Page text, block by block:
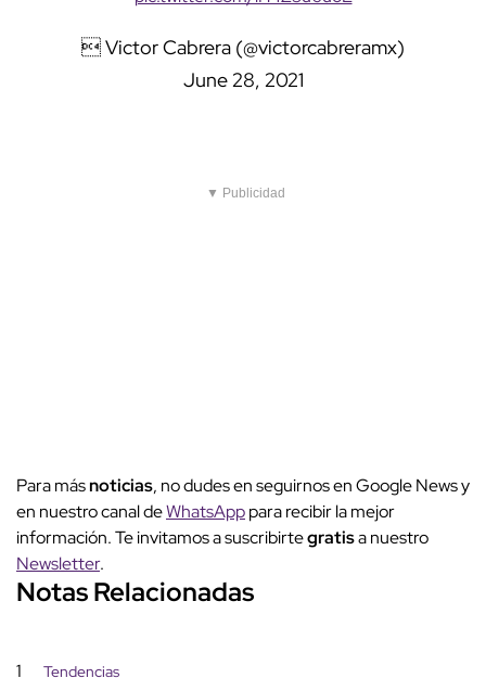
 Victor Cabrera (@victorcabreramx)
June 28, 2021
▼ Publicidad
Para másnoticias, no dudes en seguirnos en Google News y
en nuestro canal deWhatsApppara recibir la mejor
información. Te invitamos a suscribirtegratisa nuestro
Newsletter.
Notas Relacionadas
1 Tendencias